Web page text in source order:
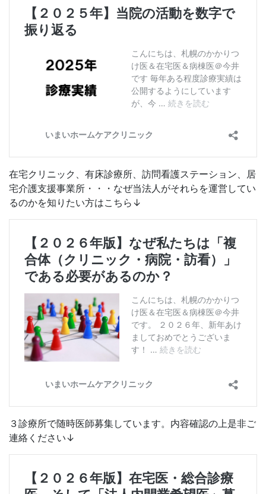
在宅クリニック、有床診療所、訪問看護ステーション、居
宅介護支援事業所・・・なぜ当法人がそれらを運営してい
るのかを知りたい方はこちら↓
３診療所で随時医師募集しています。内容確認の上是非ご
連絡ください↓